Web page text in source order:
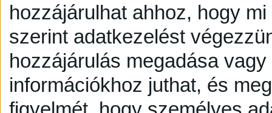
hozzájárulhat ahhoz, hogy
szerint adatkezelést
hozzájárulás megadása
információkhoz juthat, és